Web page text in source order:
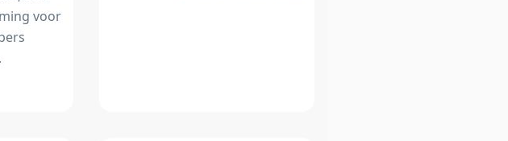
voor